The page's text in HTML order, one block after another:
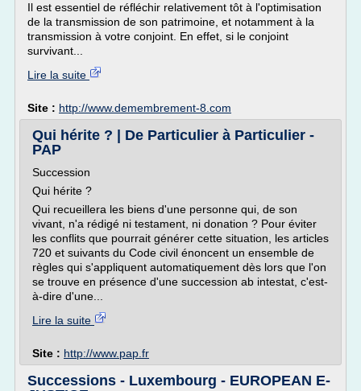
Il est essentiel de réfléchir relativement tôt à l'optimisation
de la transmission de son patrimoine, et notamment à la
transmission à votre conjoint. En effet, si le conjoint
survivant...
Lire la suite
Site : http://www.demembrement-8.com
Qui hérite ? | De Particulier à Particulier -
PAP
Succession
Qui hérite ?
Qui recueillera les biens d'une personne qui, de son
vivant, n'a rédigé ni testament, ni donation ? Pour éviter
les conflits que pourrait générer cette situation, les articles
720 et suivants du Code civil énoncent un ensemble de
règles qui s'appliquent automatiquement dès lors que l'on
se trouve en présence d'une succession ab intestat, c'est-
à-dire d'une...
Lire la suite
Site : http://www.pap.fr
Successions - Luxembourg - EUROPEAN E-